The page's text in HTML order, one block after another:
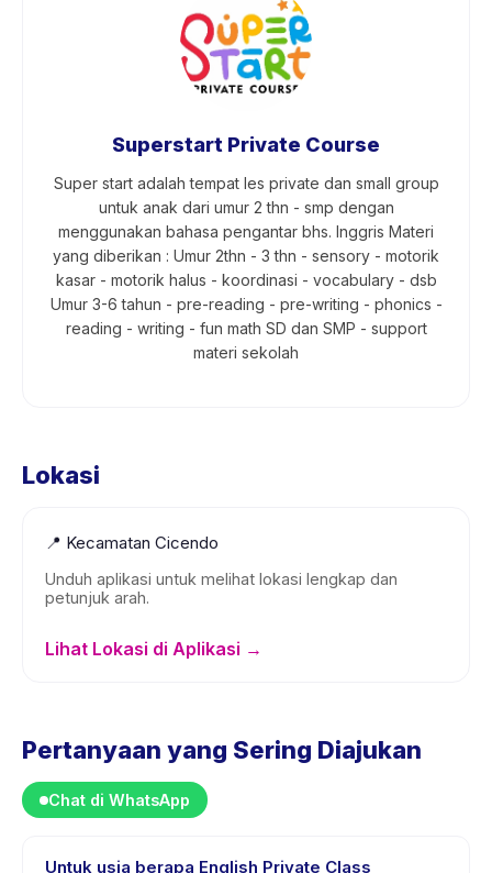
Superstart Private Course
Super start adalah tempat les private dan small group
untuk anak dari umur 2 thn - smp dengan
menggunakan bahasa pengantar bhs. Inggris Materi
yang diberikan : Umur 2thn - 3 thn - sensory - motorik
kasar - motorik halus - koordinasi - vocabulary - dsb
Umur 3-6 tahun - pre-reading - pre-writing - phonics -
reading - writing - fun math SD dan SMP - support
materi sekolah
Lokasi
📍 Kecamatan Cicendo
Unduh aplikasi untuk melihat lokasi lengkap dan
petunjuk arah.
Lihat Lokasi di Aplikasi →
Pertanyaan yang Sering Diajukan
Chat di WhatsApp
Untuk usia berapa English Private Class